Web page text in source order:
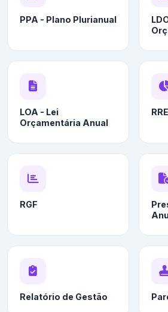
PPA - Plano Plurianual
LOA - Lei
Orçamentária Anual
RGF
Relatório de Gestão